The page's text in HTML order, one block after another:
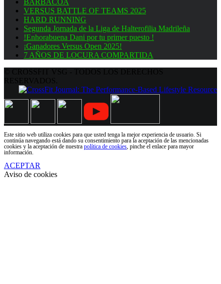
VERSUS BATTLE OF TEAMS 2025
HARD RUNNING
Segunda Jornada de la Liga de Halterofilia Madrileña
!Enhorabuena Dani por tu primer puesto !
¡Ganadores Versus Open 2025!
7 AÑOS DE LOCURA COMPARTIDA
Este sitio web utiliza cookies para que usted tenga la mejor experiencia de usuario. Si
continúa navegando está dando su consentimiento para la aceptación de las mencionadas
cookies y la aceptación de nuestra política de cookies , pinche el enlace para mayor
información.
ACEPTAR
Aviso de cookies